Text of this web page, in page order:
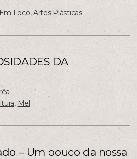
Foco,Artes Plásticas
DA
, Mel
– Um pouco da nossa